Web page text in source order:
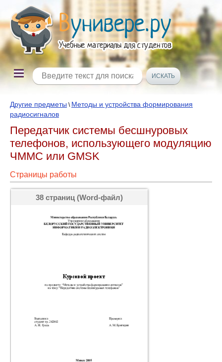
Другие предметы \ Методы и устройства формирования
радиосигналов
Передатчик системы бесшнуровых
телефонов, использующего модуляцию
ЧММС или GMSK
Страницы работы
38 страниц (Word-файл)